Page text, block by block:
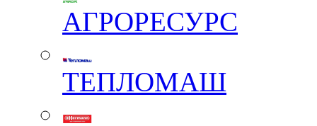
АГРОРЕСУРС
ТЕПЛОМАШ